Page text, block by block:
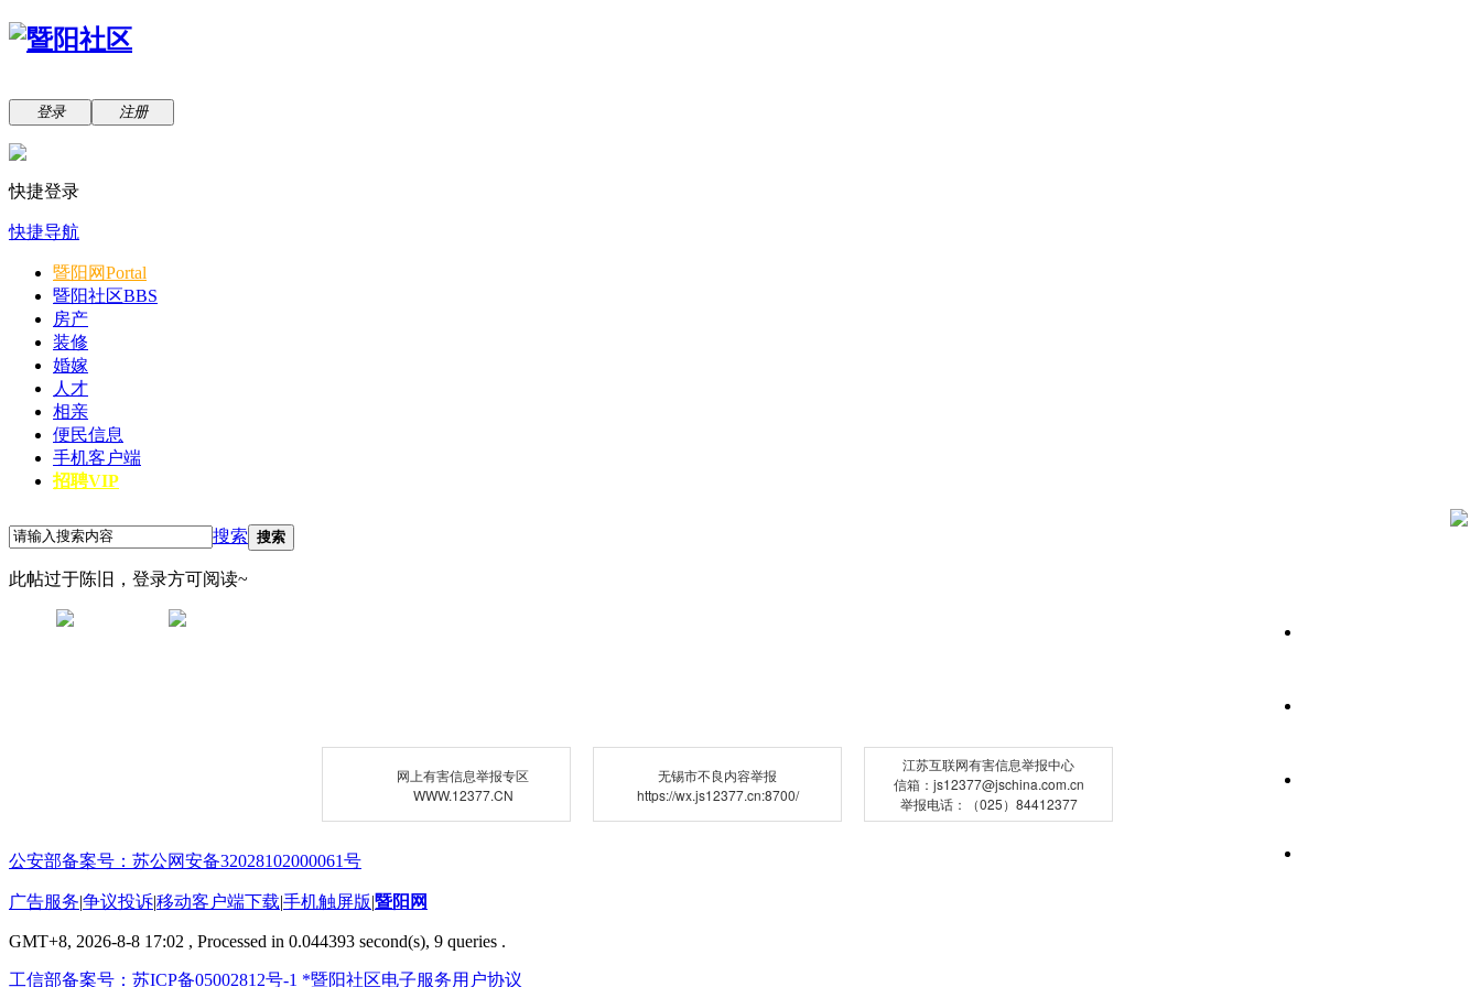
登录 注册
快捷登录
快捷导航
暨阳网Portal
暨阳社区BBS
房产
装修
婚嫁
人才
相亲
便民信息
手机客户端
招聘VIP
搜索 搜索
此帖过于陈旧，登录方可阅读~
网上有害信息举报专区
WWW.12377.CN
无锡市不良内容举报
https://wx.js12377.cn:8700/
江苏互联网有害信息举报中心
信箱：js12377@jschina.com.cn
举报电话：（025）84412377
公安部备案号：苏公网安备32028102000061号
广告服务|争议投诉|移动客户端下载|手机触屏版|暨阳网
GMT+8, 2026-8-8 17:02 , Processed in 0.044393 second(s), 9 queries .
工信部备案号：苏ICP备05002812号-1 *暨阳社区电子服务用户协议